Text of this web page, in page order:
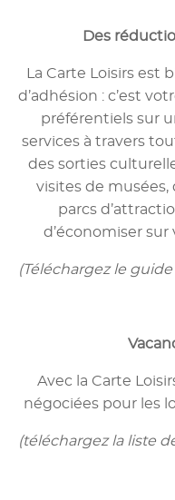
Des
La Carte Loisirs est
d’adhésion : c’est
préférentiels sur
services à travers
des sorties
visites de musées,
parcs
d’économiser sur
(Téléchargez le
Avec la Carte
négociées pour les
(téléchargez la liste